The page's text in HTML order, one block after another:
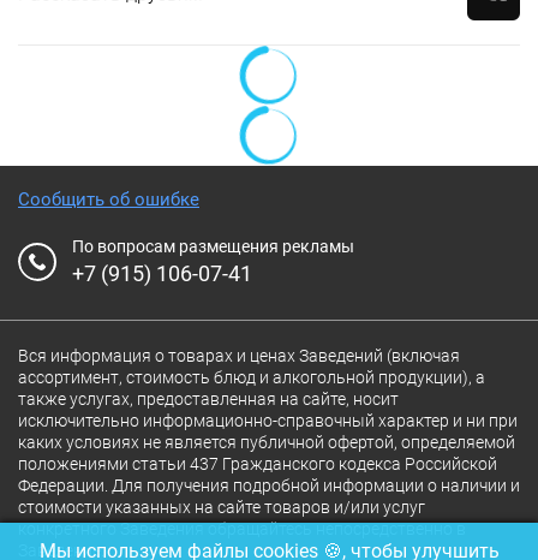
Сообщить об ошибке
По вопросам размещения рекламы
+7 (915) 106-07-41
Вся информация о товарах и ценах Заведений (включая
ассортимент, стоимость блюд и алкогольной продукции), а
также услугах, предоставленная на сайте, носит
исключительно информационно-справочный характер и ни при
каких условиях не является публичной офертой, определяемой
положениями статьи 437 Гражданского кодекса Российской
Федерации. Для получения подробной информации о наличии и
стоимости указанных на сайте товаров и/или услуг
конкретного Заведения обращайтесь непосредственно в
Заведение.
Мы используем файлы cookies 🍪, чтобы улучшить